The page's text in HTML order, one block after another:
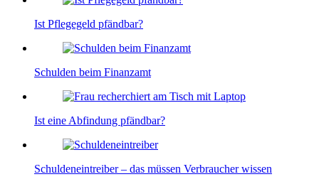
Ist Pflegegeld pfändbar?
Schulden beim Finanzamt
Ist eine Abfindung pfändbar?
Schuldeneintreiber – das müssen Verbraucher wissen